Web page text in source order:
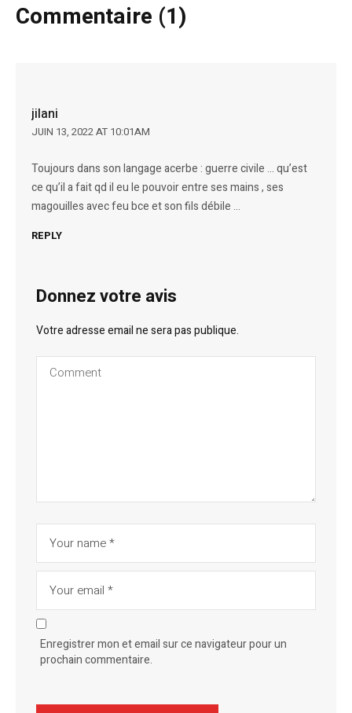
Commentaire (1)
jilani
JUIN 13, 2022 AT 10:01AM
Toujours dans son langage acerbe : guerre civile … qu’est
ce qu’il a fait qd il eu le pouvoir entre ses mains , ses
magouilles avec feu bce et son fils débile …
REPLY
Donnez votre avis
Votre adresse email ne sera pas publique.
Enregistrer mon et email sur ce navigateur pour un
prochain commentaire.